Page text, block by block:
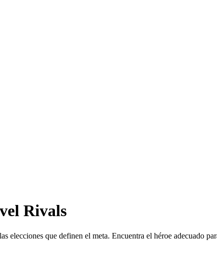
Rivals
elecciones que definen el meta. Encuentra el héroe adecuado